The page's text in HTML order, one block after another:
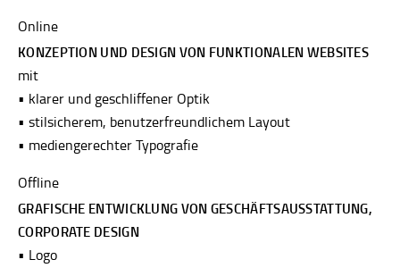
Online
KONZEPTION UND DESIGN VON FUNKTIONALEN WEBSITES
mit
• klarer und geschliffener Optik
• stilsicherem, benutzerfreundlichem Layout
• mediengerechter Typografie
Offline
GRAFISCHE ENTWICKLUNG VON GESCHÄFTSAUSSTATTUNG,
CORPORATE DESIGN
• Logo